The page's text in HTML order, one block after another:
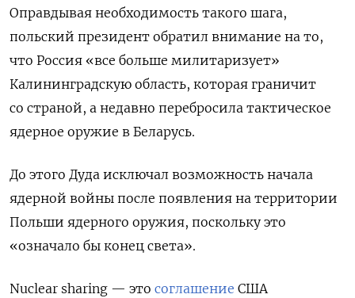
Оправдывая необходимость такого шага,
польский президент обратил внимание на то,
что Россия «все больше милитаризует»
Калининградскую область, которая граничит
со страной, а недавно перебросила тактическое
ядерное оружие в Беларусь.
До этого Дуда исключал возможность начала
ядерной войны после появления на территории
Польши ядерного оружия, поскольку это
«означало бы конец света».
Nuclear sharing — это соглашение США